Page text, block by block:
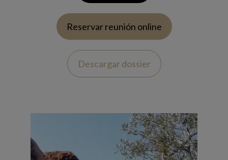
Reservar reunión online
Descargar dossier